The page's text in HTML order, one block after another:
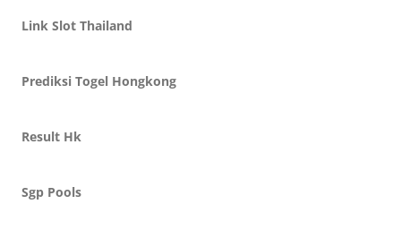
Link Slot Thailand
Prediksi Togel Hongkong
Result Hk
Sgp Pools